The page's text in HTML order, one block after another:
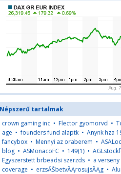
Népszerű tartalmak
crown gaming inc • Flector gyomorvd •
age •founders fund alaptk • Anynk hza
fancybox • Mennyi az oraberem •
blog • ASMonacoFC • 149(1) •
Egyszerstett brbeadsi szerzds • a verseny
coverage • erzsĂŠbetvĂĄrosujsĂĄg •